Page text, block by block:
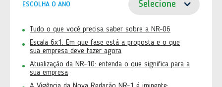
ESCOLHA O ANO
Tudo o que você precisa saber sobre a NR-06
Escala 6x1: Em que fase está a proposta e o que
sua empresa deve fazer agora
Atualização da NR-10: entenda o que significa para a
sua empresa